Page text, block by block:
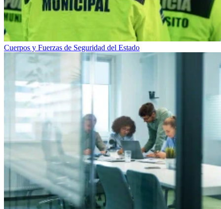
Cuerpos y Fuerzas de Seguridad del Estado